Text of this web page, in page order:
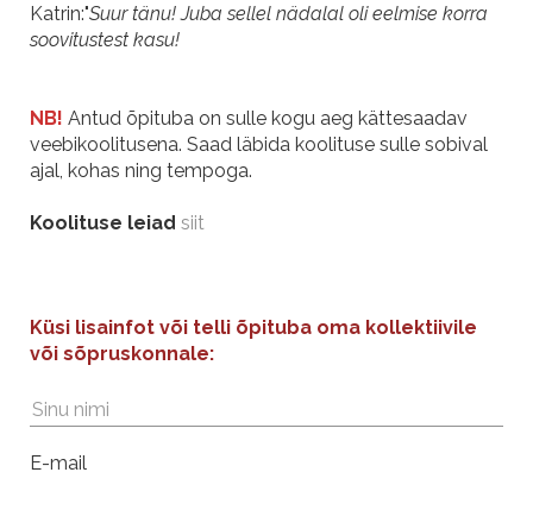
Katrin:"Suur tänu! Juba sellel nädalal oli eelmise korra
soovitustest kasu!
NB! Antud õpituba on sulle kogu aeg kättesaadav
veebikoolitusena. Saad läbida koolituse sulle sobival
ajal, kohas ning tempoga.
Koolituse leiad siit
Küsi lisainfot või telli õpituba oma kollektiivile
või sõpruskonnale:
E-mail